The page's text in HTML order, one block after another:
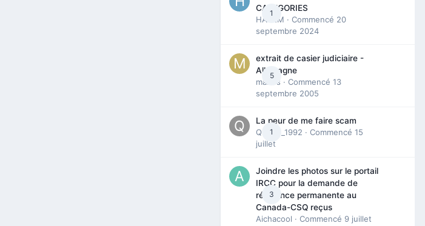
1
CATEGORIES
HAZEM · Commencé 20
septembre 2024
5
extrait de casier judiciaire -
Allemagne
maries · Commencé 13
septembre 2005
1
La peur de me faire scam
Queen_1992 · Commencé 15
juillet
3
Joindre les photos sur le portail
IRCC pour la demande de
résidence permanente au
Canada-CSQ reçus
Aichacool · Commencé 9 juillet